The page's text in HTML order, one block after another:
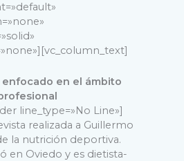
en el ámbito
line_type=»No Line»]
realizada a Guillermo
la nutrición deportiva.
en Oviedo y es dietista-